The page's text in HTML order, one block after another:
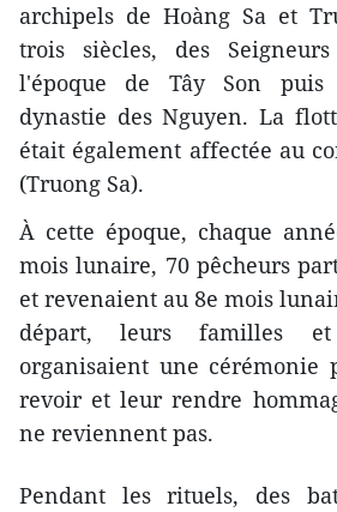
archipels de Hoàng Sa et
trois siècles, des
l'époque de Tây Son puis
dynastie des Nguyen. La
était également affectée au
(Truong Sa).
À cette époque, chaque
mois lunaire, 70 pêcheurs
et revenaient au 8e mois
départ, leurs familles
organisaient une
revoir et leur rendre
ne reviennent pas.
Pendant les rituels, des